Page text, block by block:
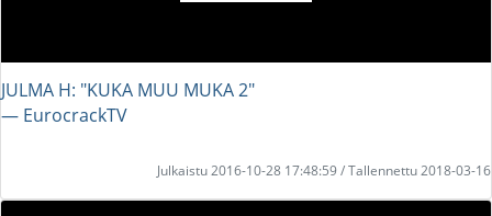
JULMA H: "KUKA MUU MUKA 2"
― EurocrackTV
Julkaistu 2016-10-28 17:48:59 / Tallennettu 2018-03-16